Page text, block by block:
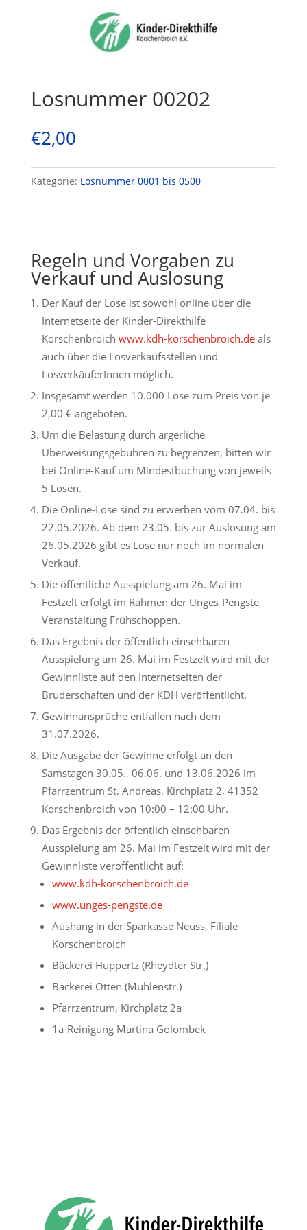
Losnummer 00202
€2,00
Kategorie: Losnummer 0001 bis 0500
Regeln und Vorgaben zu
Verkauf und Auslosung
Der Kauf der Lose ist sowohl online über die
Internetseite der Kinder-Direkthilfe
Korschenbroich www.kdh-korschenbroich.deals
auch über die Losverkaufsstellen und
LosverkäuferInnen möglich.
Insgesamt werden 10.000 Lose zum Preis von je
2,00 € angeboten.
Um die Belastung durch ärgerliche
Überweisungsgebühren zu begrenzen, bitten wir
bei Online-Kauf um Mindestbuchung von jeweils
5 Losen.
Die Online-Lose sind zu erwerben vom 07.04. bis
22.05.2026. Ab dem 23.05. bis zur Auslosung am
26.05.2026 gibt es Lose nur noch im normalen
Verkauf.
Die öffentliche Ausspielung am 26. Mai im
Festzelt erfolgt im Rahmen der Unges-Pengste
Veranstaltung Frühschoppen.
Das Ergebnis der öffentlich einsehbaren
Ausspielung am 26. Mai im Festzelt wird mit der
Gewinnliste auf den Internetseiten der
Bruderschaften und der KDH veröffentlicht.
Gewinnansprüche entfallen nach dem
31.07.2026.
Die Ausgabe der Gewinne erfolgt an den
Samstagen 30.05., 06.06. und 13.06.2026 im
Pfarrzentrum St. Andreas, Kirchplatz 2, 41352
Korschenbroich von 10:00 – 12:00 Uhr.
Das Ergebnis der öffentlich einsehbaren
Ausspielung am 26. Mai im Festzelt wird mit der
Gewinnliste veröffentlicht auf:
www.kdh-korschenbroich.de
www.unges-pengste.de
Aushang in der Sparkasse Neuss, Filiale
Korschenbroich
Bäckerei Huppertz (Rheydter Str.)
Bäckerei Otten (Mühlenstr.)
Pfarrzentrum, Kirchplatz 2a
1a-Reinigung Martina Golombek